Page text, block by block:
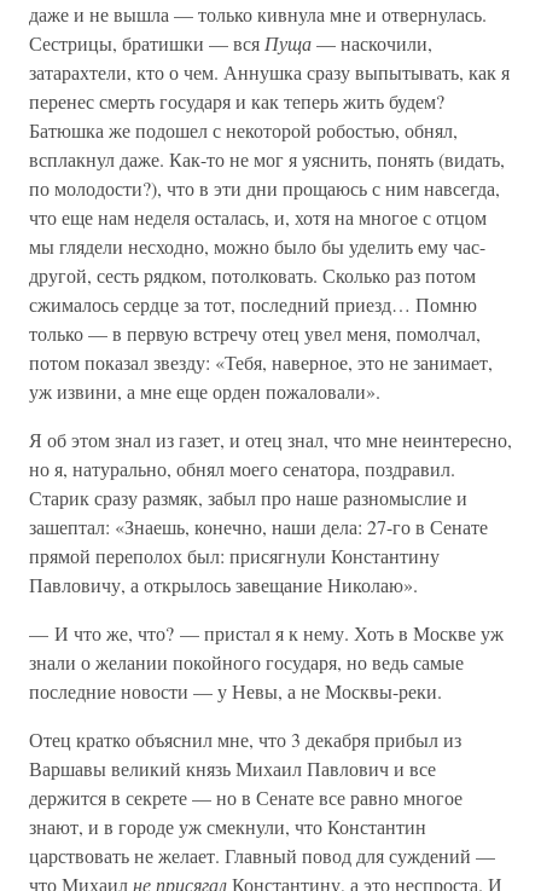
даже и не вышла — только кивнула мне и отвернулась.
Сестрицы, братишки — вся Пуща— наскочили,
затарахтели, кто о чем. Аннушка сразу выпытывать, как я
перенес смерть государя и как теперь жить будем?
Батюшка же подошел с некоторой робостью, обнял,
всплакнул даже. Как-то не мог я уяснить, понять (видать,
по молодости?), что в эти дни прощаюсь с ним навсегда,
что еще нам неделя осталась, и, хотя на многое с отцом
мы глядели несходно, можно было бы уделить ему час-
другой, сесть рядком, потолковать. Сколько раз потом
сжималось сердце за тот, последний приезд… Помню
только — в первую встречу отец увел меня, помолчал,
потом показал звезду: «Тебя, наверное, это не занимает,
уж извини, а мне еще орден пожаловали».
Я об этом знал из газет, и отец знал, что мне неинтересно,
но я, натурально, обнял моего сенатора, поздравил.
Старик сразу размяк, забыл про наше разномыслие и
зашептал: «Знаешь, конечно, наши дела: 27-го в Сенате
прямой переполох был: присягнули Константину
Павловичу, а открылось завещание Николаю».
— И что же, что? — пристал я к нему. Хоть в Москве уж
знали о желании покойного государя, но ведь самые
последние новости — у Невы, а не Москвы-реки.
Отец кратко объяснил мне, что 3 декабря прибыл из
Варшавы великий князь Михаил Павлович и все
держится в секрете — но в Сенате все равно многое
знают, и в городе уж смекнули, что Константин
царствовать не желает. Главный повод для суждений —
что Михаилне присягалКонстантину, а это неспроста. И